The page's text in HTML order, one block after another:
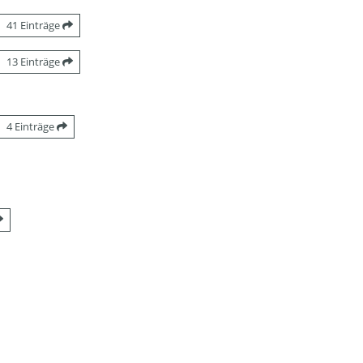
41 Einträge
13 Einträge
4 Einträge